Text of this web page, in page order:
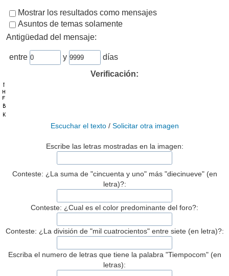
Mostrar los resultados como mensajes
Asuntos de temas solamente
Antigüedad del mensaje:
entre y
días
Verificación:
Escuchar el texto/ Solicitar otra imagen
Escribe las letras mostradas en la imagen:
Conteste: ¿La suma de "cincuenta y uno" más "diecinueve" (en
letra)?:
Conteste: ¿Cual es el color predominante del foro?:
Conteste: ¿La división de "mil cuatrocientos" entre siete (en letra)?:
Escriba el numero de letras que tiene la palabra "Tiempocom" (en
letras):